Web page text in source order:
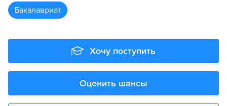
бакалавриат
Хочу поступить
Оценить шансы